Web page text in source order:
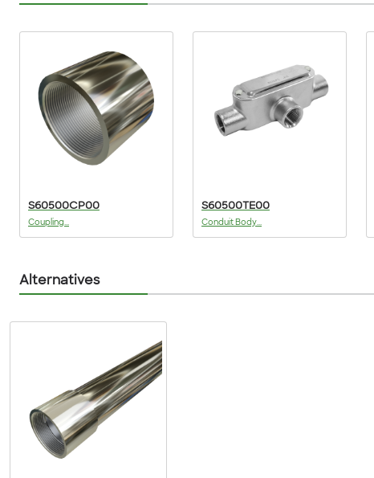
S60500CP00
Coupling...
S60500TE00
Conduit Body...
Alternatives